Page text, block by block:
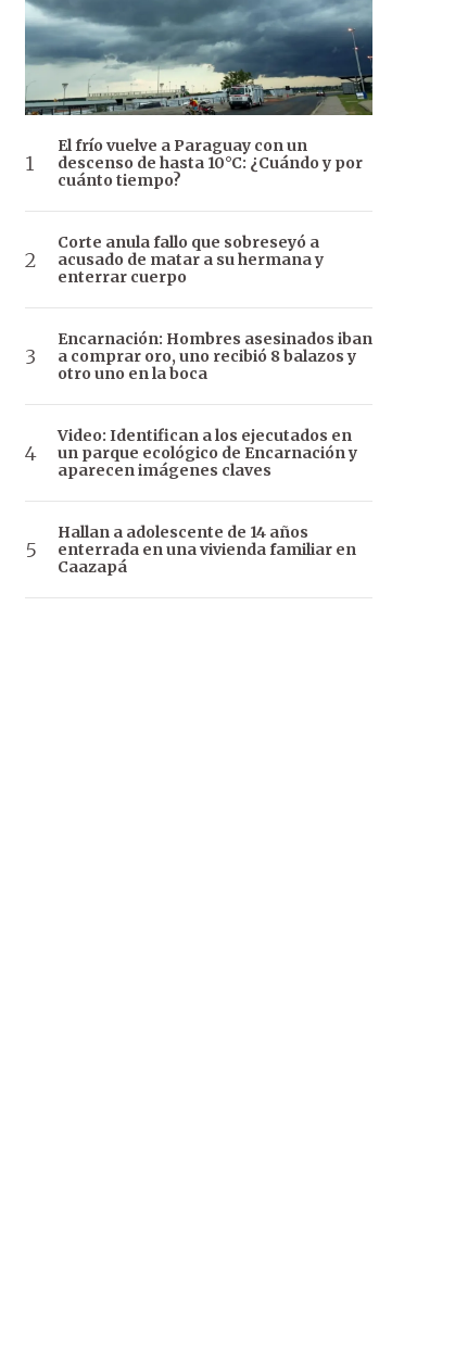
El frío vuelve a Paraguay con un
descenso de hasta 10°C: ¿Cuándo y por
cuánto tiempo?
Corte anula fallo que sobreseyó a
acusado de matar a su hermana y
enterrar cuerpo
Encarnación: Hombres asesinados iban
a comprar oro, uno recibió 8 balazos y
otro uno en la boca
Video: Identifican a los ejecutados en
un parque ecológico de Encarnación y
aparecen imágenes claves
Hallan a adolescente de 14 años
enterrada en una vivienda familiar en
Caazapá